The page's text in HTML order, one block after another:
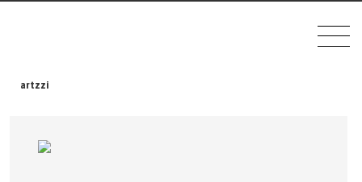
artzzi